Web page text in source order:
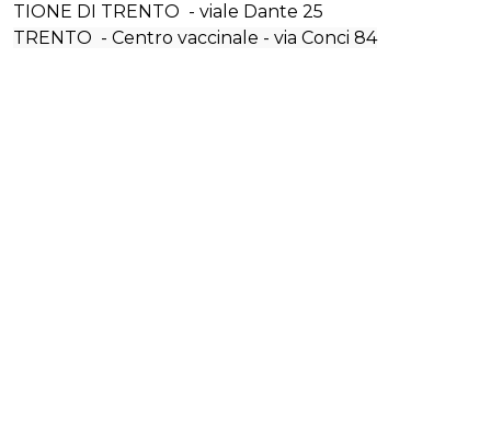
TIONE DI TRENTO - viale Dante 25
TRENTO - Centro vaccinale - via Conci 84